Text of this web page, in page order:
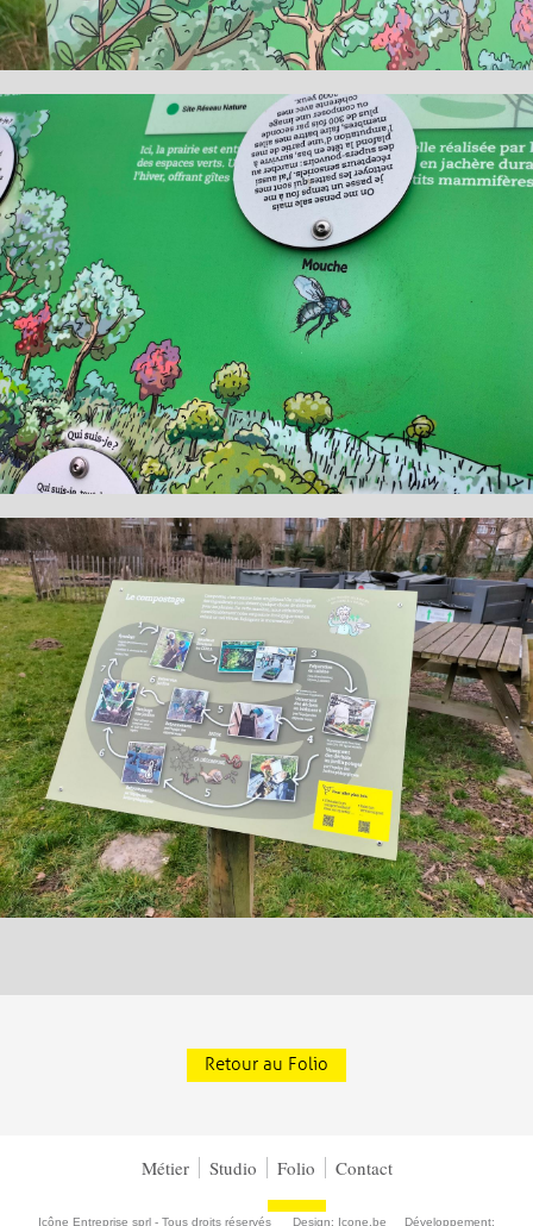
Retour au Folio
Métier Studio Folio Contact
Icône Entreprise sprl - Tous droits réservés Design: Icone.be Développement: